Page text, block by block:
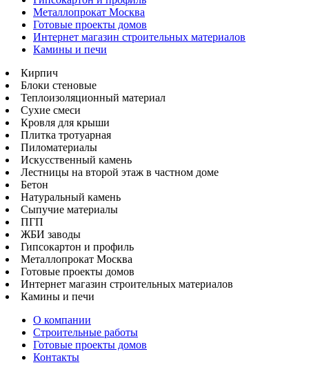
Металлопрокат Москва
Готовые проекты домов
Интернет магазин строительных материалов
Камины и печи
Кирпич
Блоки стеновые
Теплоизоляционный материал
Сухие смеси
Кровля для крыши
Плитка тротуарная
Пиломатериалы
Искусственный камень
Лестницы на второй этаж в частном доме
Бетон
Натуральный камень
Сыпучие материалы
ПГП
ЖБИ заводы
Гипсокартон и профиль
Металлопрокат Москва
Готовые проекты домов
Интернет магазин строительных материалов
Камины и печи
О компании
Строительные работы
Готовые проекты домов
Контакты